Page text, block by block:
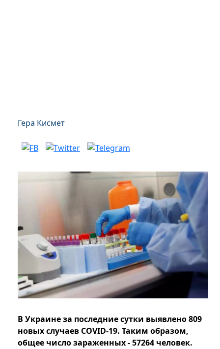
Гера Кисмет
В Украине за последние сутки выявлено 809
новых случаев COVID-19. Таким образом,
общее число зараженных - 57264 человек.